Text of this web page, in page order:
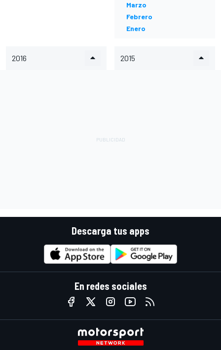
Marzo
Febrero
Enero
2016 2015
Descarga tus apps
En redes sociales